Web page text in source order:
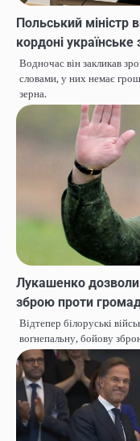
Польський міністр
кордоні українське
Водночас він закликав
словами, у них немає
зерна.
Лукашенко
зброю проти
Відтепер білоруські
вогнепальну, бойову